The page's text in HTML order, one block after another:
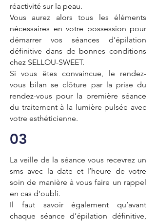
réactivité sur la peau.
Vous aurez alors tous les éléments
nécessaires en votre possession pour
démarrer vos séances d’épilation
définitive dans de bonnes conditions
chez SELLOU-SWEET.
Si vous êtes convaincue, le rendez-
vous bilan se clôture par la prise du
rendez-vous pour la première séance
du traitement à la lumière pulsée avec
votre esthéticienne.
03
La veille de la séance vous recevrez un
sms avec la date et l’heure de votre
soin de manière à vous faire un rappel
en cas d’oubli.
Il faut savoir également qu’avant
chaque séance d’épilation définitive,